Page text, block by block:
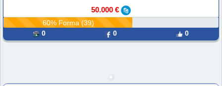
50.000 €
60% Forma (39)
0
0 0